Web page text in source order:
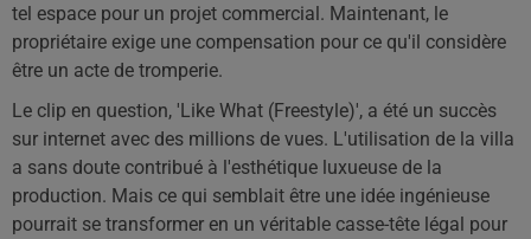
tel espace pour un projet commercial. Maintenant, le
propriétaire exige une compensation pour ce qu'il considère
être un acte de tromperie.
Le clip en question, 'Like What (Freestyle)', a été un succès
sur internet avec des millions de vues. L'utilisation de la villa
a sans doute contribué à l'esthétique luxueuse de la
production. Mais ce qui semblait être une idée ingénieuse
pourrait se transformer en un véritable casse-tête légal pour